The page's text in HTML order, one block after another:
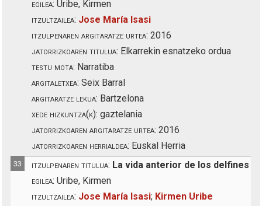
egilea: Uribe, Kirmen
itzultzailea: Jose María Isasi
itzulpenaren argitaratze urtea: 2016
jatorrizkoaren titulua: Elkarrekin esnatzeko ordua
testu mota: Narratiba
argitaletxea: Seix Barral
argitaratze lekua: Bartzelona
xede hizkuntza(k): gaztelania
jatorrizkoaren argitaratze urtea: 2016
jatorrizkoaren herrialdea: Euskal Herria
33 itzulpenaren titulua: La vida anterior de los delfines
egilea: Uribe, Kirmen
itzultzailea: Jose María Isasi; Kirmen Uribe